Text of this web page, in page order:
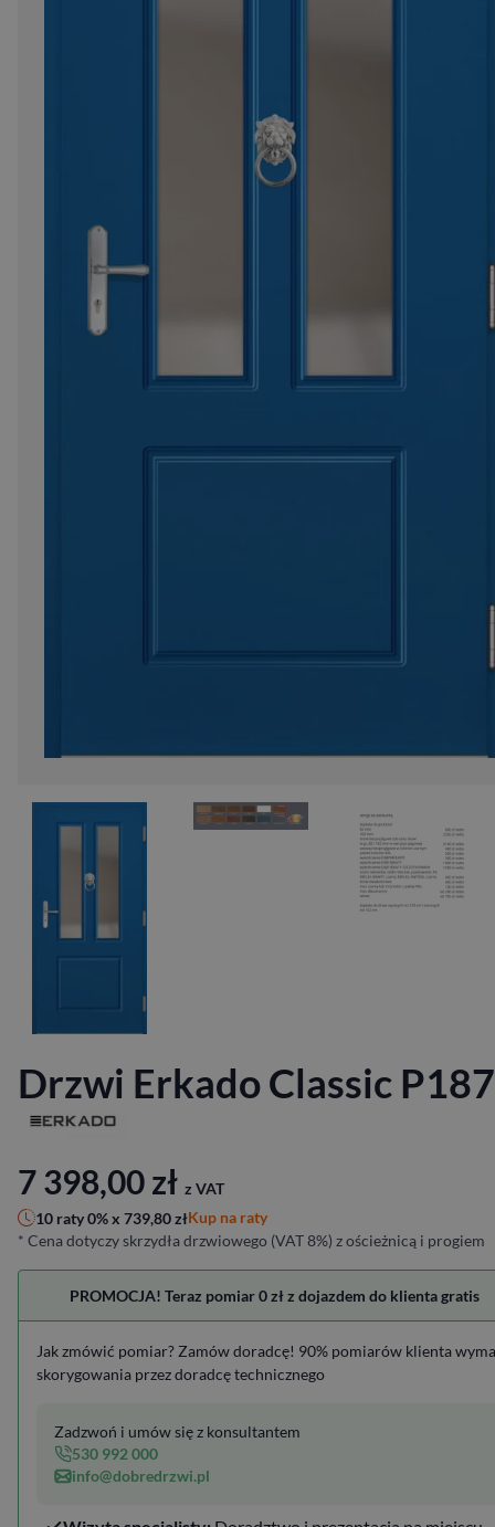
Drzwi Erkado Classic P187
7 398,00zł z VAT
10 raty 0% x 739,80złKup na raty
* Cena dotyczy skrzydła drzwiowego (VAT 8%) z ościeżnicą i progiem
PROMOCJA! Teraz pomiar 0 zł z dojazdem do klienta gratis
Jak zmówić pomiar? Zamów doradcę! 90% pomiarów klienta
skorygowania przez doradcę technicznego
Zadzwoń i umów się z konsultantem
530 992 000
info@dobredrzwi.pl